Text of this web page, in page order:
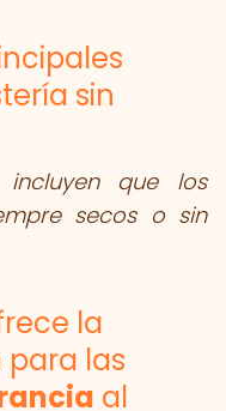
sin
que los
secos o sin
la
para las
al